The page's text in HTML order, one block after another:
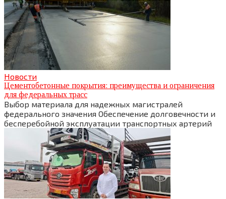
Новости
Цементобетонные покрытия: преимущества и ограничения
для федеральных трасс
Выбор материала для надежных магистралей
федерального значения Обеспечение долговечности и
бесперебойной эксплуатации транспортных артерий